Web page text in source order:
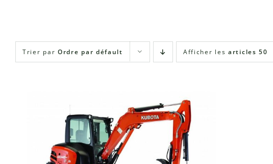
Trier par Ordre par défault Afficher lesarticles 50
APERÇU